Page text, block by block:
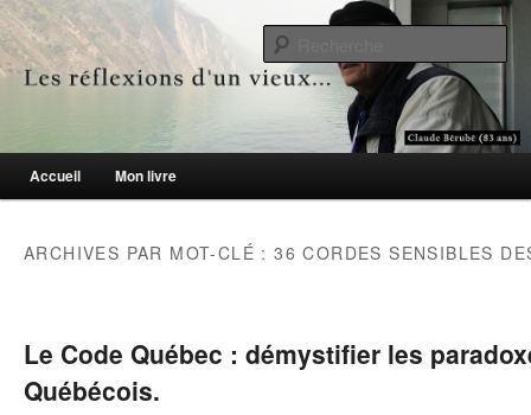
Les réflexions d'un vieux…
Le blogue des aînés de 65 ans et +
Menu principal
Aller au contenu principal
Aller au contenu secondaire
Accueil Mon livre
ARCHIVES PAR MOT-CLÉ :36 CORDES SENSIBLES
Le Code Québec : démystifier les
Québécois.